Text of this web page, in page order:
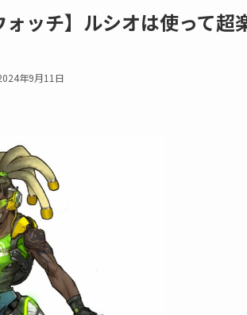
ォッチ】ルシオは使って
年9月11日